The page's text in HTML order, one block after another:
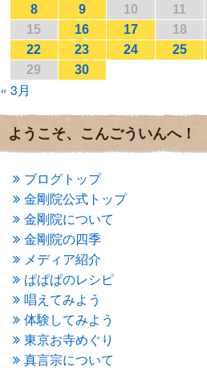
2017年3月(1)
2017年2月(1)
2017年1月(2)
2016年12月(4)
2016年11月(3)
2016年10月
2016年8月
2016年7月
(3)
2016年5月(3)
2016年4月
(4)
2016年3月 (4)
2016年2月 (5)
2016年1月(3)
2015年12月(6)
2015年11月 (4)
2015年10月
(4)
2015年9月(3)
2015年8月(4)
2015年7月(4)
2015年6月(3)
8 9 10 11
15
16 17 18
22
23 24 25
29
30
« 3月
ようこそ、こんごういんへ！
ブログトップ
金剛院公式トップ
金剛院について
金剛院の四季
メディア紹介
ぱぱぱのレシピ
唱えてみよう
体験してみよう
東京お寺めぐり
真言宗について